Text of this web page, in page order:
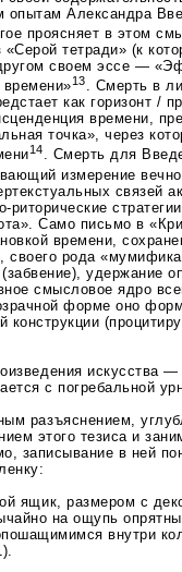
опытам Александра
проясняет в этом
«Серой тетради» (к
своем эссе —
времени»13. Смерть в
как горизонт /
времени,
точка», через
14. Смерть для
измерение
связей
риторические
Само письмо в
времени,
своего рода
(забвение), удержание
смысловое ядро
форме оно
конструкции
искусства
с погребальной
разъяснением,
этого тезиса и
записывание в ней
ящик, размером с
на ощупь
внутри